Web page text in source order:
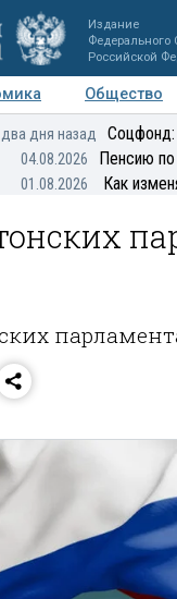
Издание
Федерального
Российской
Общество
Мнения
два дня назад Соцфонд:
04.08.2026 Пенсию по
01.08.2026 Как